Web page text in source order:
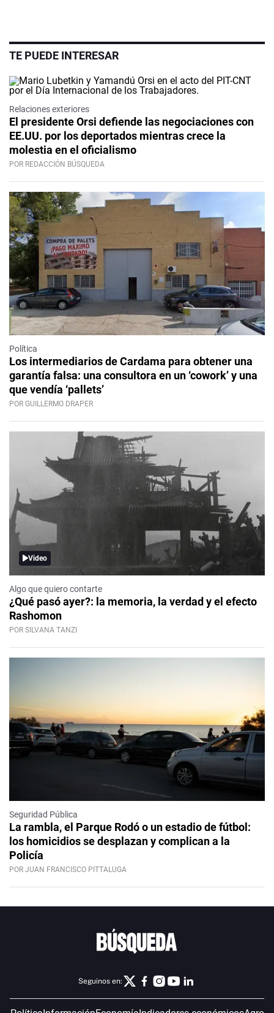
TE PUEDE INTERESAR
Relaciones exteriores
El presidente Orsi defiende las negociaciones con
EE.UU. por los deportados mientras crece la
molestia en el oficialismo
POR REDACCIÓN BÚSQUEDA
Política
Los intermediarios de Cardama para obtener una
garantía falsa: una consultora en un ‘cowork’ y una
que vendía ‘pallets’
POR GUILLERMO DRAPER
Video
Algo que quiero contarte
¿Qué pasó ayer?: la memoria, la verdad y el efecto
Rashomon
POR SILVANA TANZI
Seguridad Pública
La rambla, el Parque Rodó o un estadio de fútbol:
los homicidios se desplazan y complican a la
Policía
POR JUAN FRANCISCO PITTALUGA
Seguinos en: